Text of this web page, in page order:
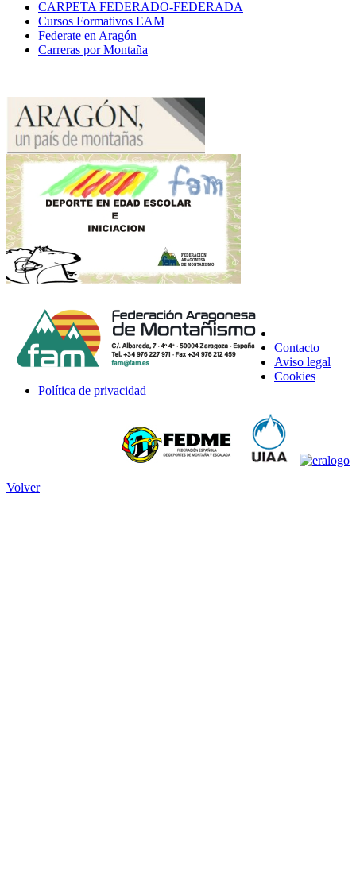
CARPETA FEDERADO-FEDERADA
Cursos Formativos EAM
Federate en Aragón
Carreras por Montaña
Contacto
Aviso legal
Cookies
Política de privacidad
Volver